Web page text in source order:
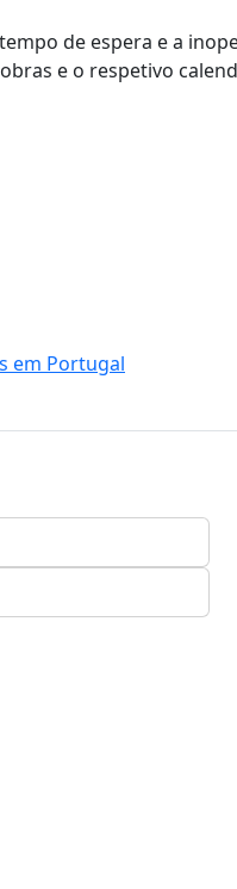
de espera e a
e o respetivo
em Portugal